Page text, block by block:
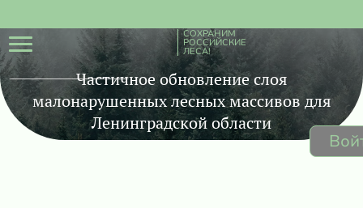
Частичное обновление слоя
малонарушенных лесных массивов для
Ленинградской области
СОХРАНИМ
РОССИЙСКИЕ
ЛЕСА!